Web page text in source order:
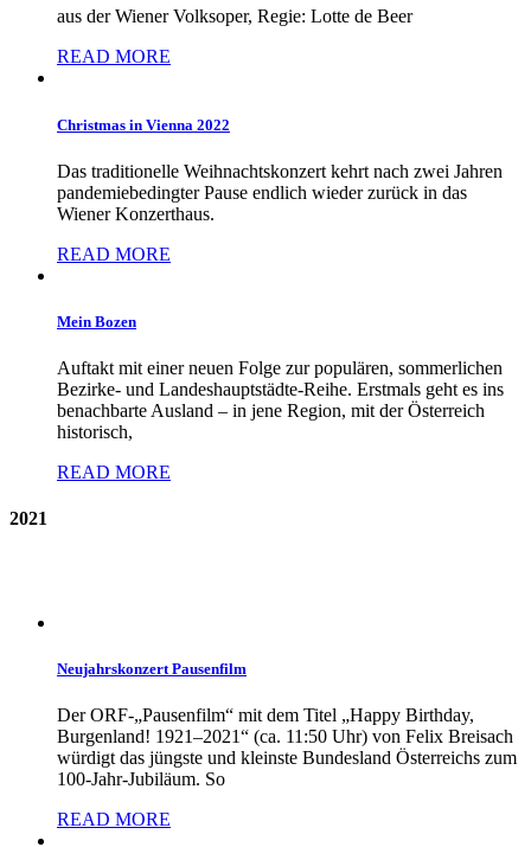
aus der Wiener Volksoper, Regie: Lotte de Beer
READ MORE
Christmas in Vienna 2022
Das traditionelle Weihnachtskonzert kehrt nach zwei Jahren
pandemiebedingter Pause endlich wieder zurück in das
Wiener Konzerthaus.
READ MORE
Mein Bozen
Auftakt mit einer neuen Folge zur populären, sommerlichen
Bezirke- und Landeshauptstädte-Reihe. Erstmals geht es ins
benachbarte Ausland – in jene Region, mit der Österreich
historisch,
READ MORE
2021
Neujahrskonzert Pausenfilm
Der ORF-„Pausenfilm“ mit dem Titel „Happy Birthday,
Burgenland! 1921–2021“ (ca. 11:50 Uhr) von Felix Breisach
würdigt das jüngste und kleinste Bundesland Österreichs zum
100-Jahr-Jubiläum. So
READ MORE